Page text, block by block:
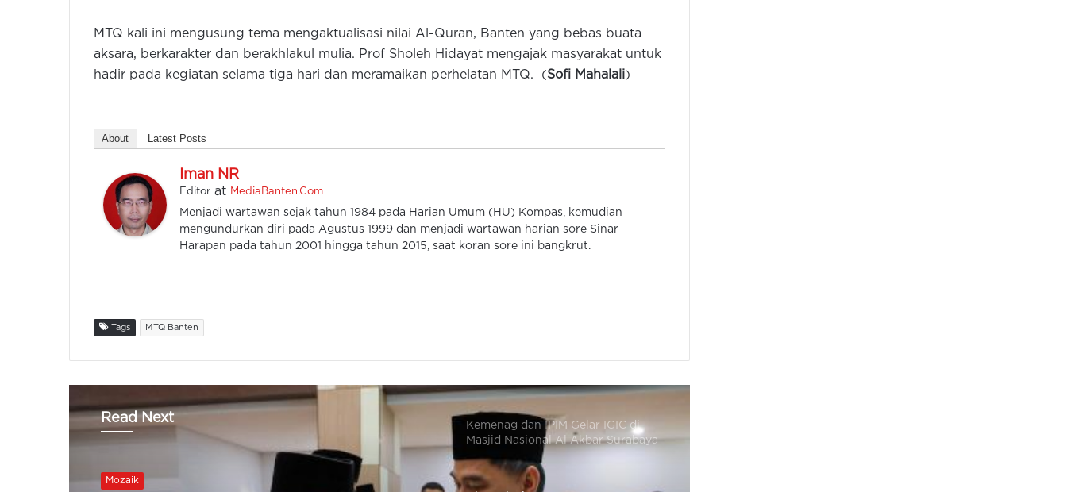
MTQ kali ini mengusung tema mengaktualisasi nilai Al-Quran, Banten yang bebas buata
aksara, berkarakter dan berakhlakul mulia. Prof Sholeh Hidayat mengajak masyarakat untuk
hadir pada kegiatan selama tiga hari dan meramaikan perhelatan MTQ. (Sofi Mahalali)
About Latest Posts
Iman NR
Editor at MediaBanten.Com
Menjadi wartawan sejak tahun 1984 pada Harian Umum (HU) Kompas, kemudian
mengundurkan diri pada Agustus 1999 dan menjadi wartawan harian sore Sinar
Harapan pada tahun 2001 hingga tahun 2015, saat koran sore ini bangkrut.
Tags MTQ Banten
Read Next
Mozaik
Tiang Pancang Pembangunan
Jamaah Umrah Selama Transisi ke
Dimyati Tutup MTQ XXIII Banten,
Kafilah Kabupaten Tangerang Jadi
Juara Umum
Dimyati Minta Pengurus Baznas
Banten Tingkatkan Kompetensi
dalam Pengelolaan Zakat